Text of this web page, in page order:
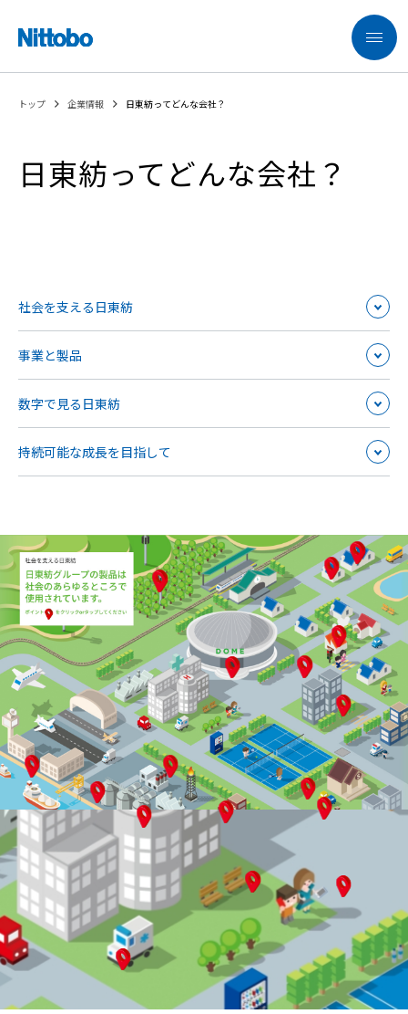
トップ 企業情報 日東紡ってどんな会社？
日東紡ってどんな会社？
社会を支える日東紡
事業と製品
数字で見る日東紡
持続可能な成長を目指して